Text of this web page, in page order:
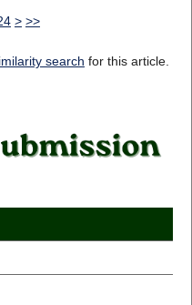
> >>
search for this article.